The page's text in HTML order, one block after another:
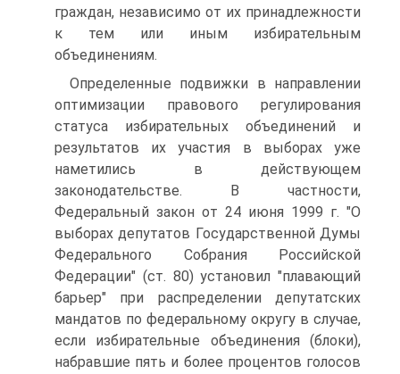
граждан, независимо от их принадлежности
к тем или иным избирательным
объединениям.
Определенные подвижки в направлении
оптимизации правового регулирования
статуса избирательных объединений и
результатов их участия в выборах уже
наметились в действующем
законодательстве. В частности,
Федеральный закон от 24 июня 1999 г. "О
выборах депутатов Государственной Думы
Федерального Собрания Российской
Федерации" (ст. 80) установил "плавающий
барьер" при распределении депутатских
мандатов по федеральному округу в случае,
если избирательные объединения (блоки),
набравшие пять и более процентов голосов